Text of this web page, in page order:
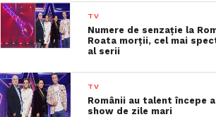
TV
Numere de senzație la
Roata morții, cel mai
al serii
TV
Românii au talent începe
show de zile mari